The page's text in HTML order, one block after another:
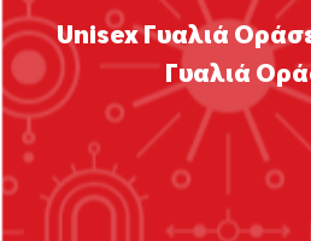
Unisex Γυαλιά
Γυαλιά